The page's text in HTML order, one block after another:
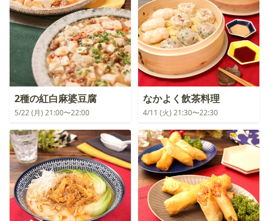
2種の紅白麻婆豆腐
5/22 (月) 21:00〜22:00
なかよく飲茶料理
4/11 (火) 21:30〜22:30